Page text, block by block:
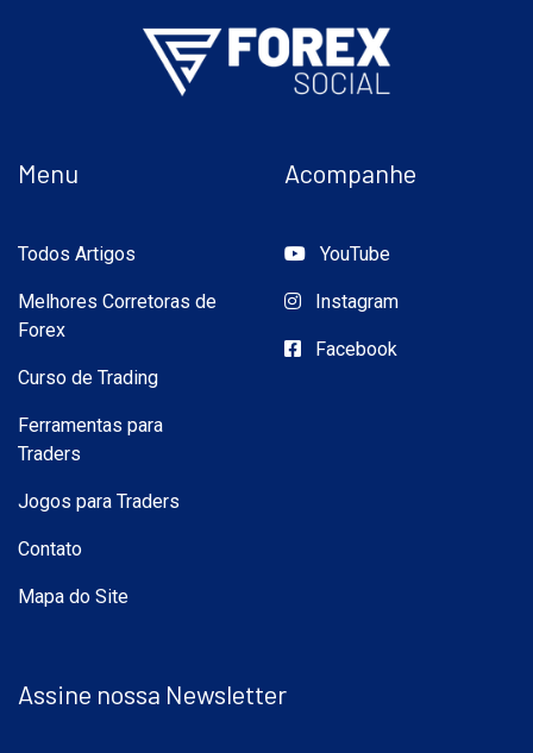
Menu
Todos Artigos
Melhores Corretoras de
Forex
Curso de Trading
Ferramentas para
Traders
Jogos para Traders
Contato
Mapa do Site
Acompanhe
YouTube
Instagram
Facebook
Assine nossa Newsletter